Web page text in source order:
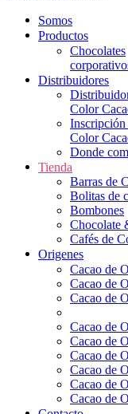
Somos
Productos
Chocolates
Distribuidores
Color
Color
Donde
Tienda
Barras de
Bolitas de
Bombones
Chocolate
Cafés de
Origenes
Cacao de
Cacao de
Cacao de
Cacao de
Cacao de
Cacao de
Cacao de
Cacao de
Cacao de